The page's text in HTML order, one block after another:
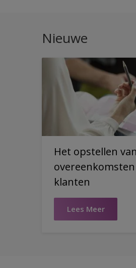
Nieuwe
Het opstellen van
klanten
Lees Meer